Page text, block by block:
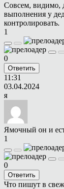
Совсем, видимо,
выполнения у
контролировать.
1
0
Ответить
11:31
03.04.2024
я
Ямочный он и
1
0
Ответить
Что пишут в